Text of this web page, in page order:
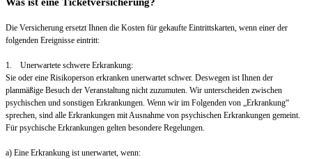
Die Versicherung ersetzt Ihnen die Kosten für gekaufte Eintrittskarten, wenn einer der
folgenden Ereignisse eintritt:
1. Unerwartete schwere Erkrankung:
Sie oder eine Risikoperson erkranken unerwartet schwer. Deswegen ist Ihnen der
planmäßige Besuch der Veranstaltung nicht zuzumuten. Wir unterscheiden zwischen
psychischen und sonstigen Erkrankungen. Wenn wir im Folgenden von „Erkrankung“
sprechen, sind alle Erkrankungen mit Ausnahme von psychischen Erkrankungen gemeint.
Für psychische Erkrankungen gelten besondere Regelungen.
a) Eine Erkrankung ist unerwartet, wenn: